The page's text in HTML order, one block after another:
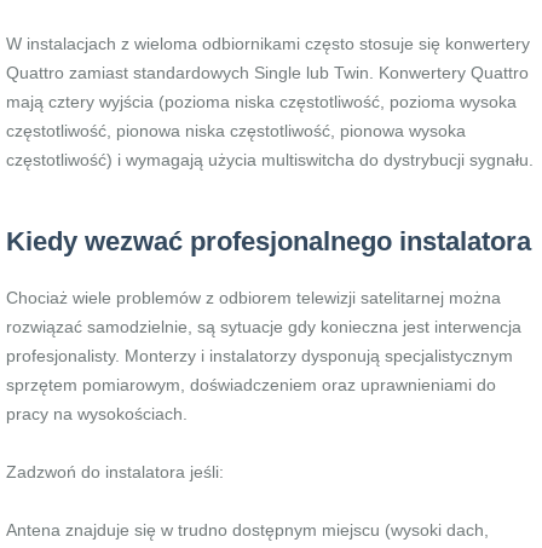
W instalacjach z wieloma odbiornikami często stosuje się konwertery
Quattro zamiast standardowych Single lub Twin. Konwertery Quattro
mają cztery wyjścia (pozioma niska częstotliwość, pozioma wysoka
częstotliwość, pionowa niska częstotliwość, pionowa wysoka
częstotliwość) i wymagają użycia multiswitcha do dystrybucji sygnału.
Kiedy wezwać profesjonalnego instalatora
Chociaż wiele problemów z odbiorem telewizji satelitarnej można
rozwiązać samodzielnie, są sytuacje gdy konieczna jest interwencja
profesjonalisty. Monterzy i instalatorzy dysponują specjalistycznym
sprzętem pomiarowym, doświadczeniem oraz uprawnieniami do
pracy na wysokościach.
Zadzwoń do instalatora jeśli:
Antena znajduje się w trudno dostępnym miejscu (wysoki dach,